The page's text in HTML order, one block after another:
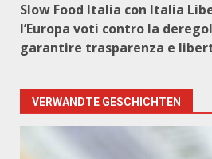
Slow Food Italia con Italia
l’Europa voti contro la
garantire trasparenza e
VERWANDTE GESCHICHTEN